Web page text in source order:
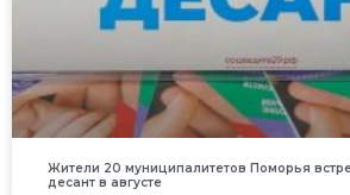
Жители 20 муниципалитетов Поморья
десант в августе